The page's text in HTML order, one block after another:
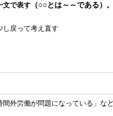
文で表す （○○とは～～である） 。
し戻って考え直す
外労働が問題になっている」な